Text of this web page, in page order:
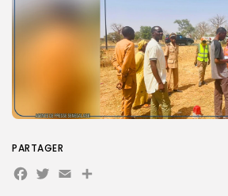
PARTAGER
Facebook
Twitter
EmailPartager